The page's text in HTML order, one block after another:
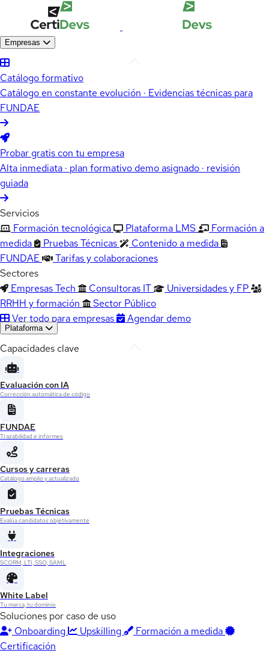
Empresas
Catálogo formativo
Catálogo en constante evolución · Evidencias técnicas para
FUNDAE
Probar gratis con tu empresa
Alta inmediata · plan formativo demo asignado · revisión
guiada
Servicios
Formación tecnológica
Plataforma LMS
Formación a
medida
Pruebas Técnicas
Contenido a medida
FUNDAE
Tarifas y colaboraciones
Sectores
Empresas Tech
Consultoras IT
Universidades y FP
RRHH y formación
Sector Público
Ver todo para empresas
Agendar demo
Plataforma
Capacidades clave
Evaluación con IA
Corrección automática de código
FUNDAE
Trazabilidad e informes
Cursos y carreras
Catálogo amplio y actualizado
Pruebas Técnicas
Evalúa candidatos objetivamente
Integraciones
SCORM, LTI, SSO, SAML
White Label
Tu marca, tu dominio
Soluciones por caso de uso
Onboarding
Upskilling
Formación a medida
Certificación